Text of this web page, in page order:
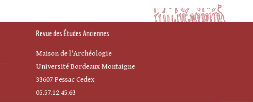
Revue des Études Anciennes
Maison de l'Archéologie
Université Bordeaux Montaigne
33607 Pessac Cedex
05.57.12.45.63